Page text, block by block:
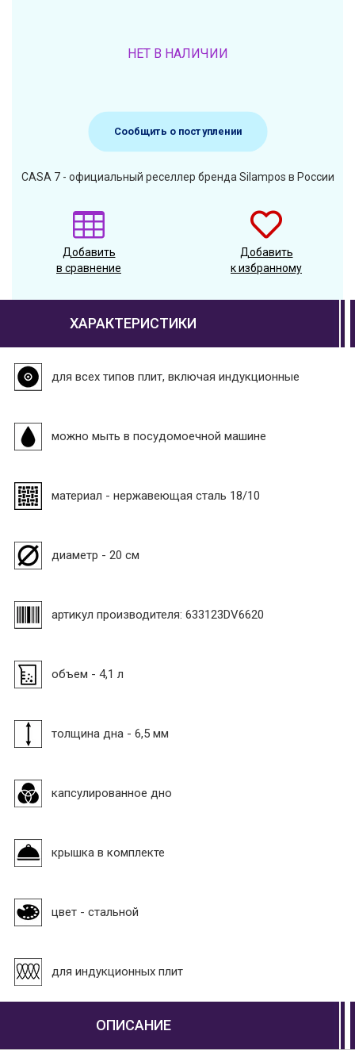
НЕТ В НАЛИЧИИ
Сообщить о поступлении
CASA 7 - официальный реселлер бренда Silampos в России
Добавить
в сравнение
Добавить
к избранному
ХАРАКТЕРИСТИКИ
для всех типов плит, включая индукционные
можно мыть в посудомоечной машине
материал - нержавеющая сталь 18/10
диаметр - 20 см
артикул производителя: 633123DV6620
объем - 4,1 л
толщина дна - 6,5 мм
капсулированное дно
крышка в комплекте
цвет - стальной
для индукционных плит
ОПИСАНИЕ